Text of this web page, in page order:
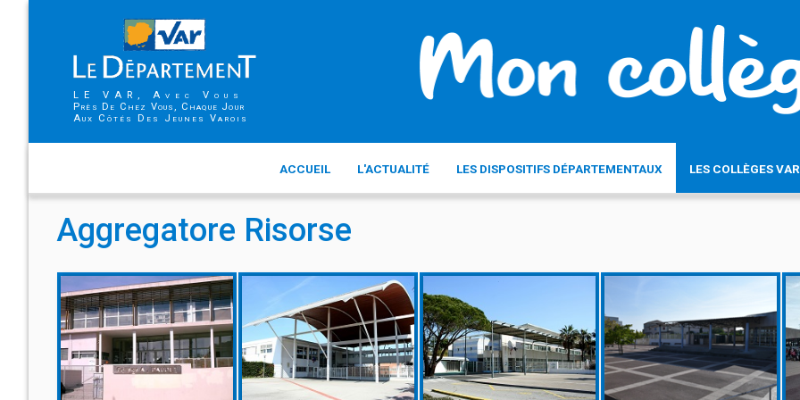
LE VAR, Avec Vous
Près De Chez Vous, Chaque Jour
Aux Côtés Des Jeunes Varois
ACCUEIL L'ACTUALITÉ LES DISPOSITIFS DÉPARTEMENTAUX LES COLLÈGES
Aggregatore Risorse